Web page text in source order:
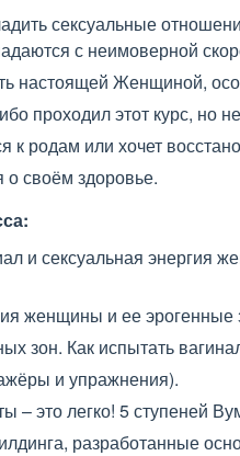
сексуальные
с неимоверной
настоящей Женщиной,
проходил этот курс, но
к родам или хочет
о своём здоровье.
и сексуальная энергия
женщины и ее эрогенные
зон. Как испытать
и упражнения).
– это легко! 5 ступеней
разработанные